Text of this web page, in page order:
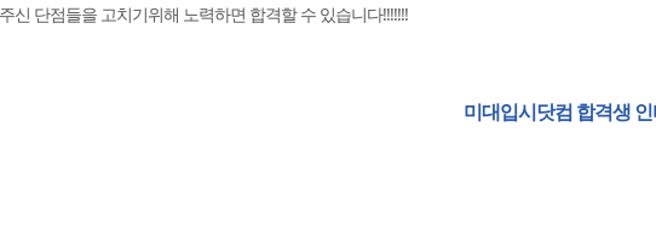
신 단점들을 고치기위해 노력하면 합격할 수 있습니다!!!!!!!
미대입시닷컴 합격생 인터뷰에 응해주